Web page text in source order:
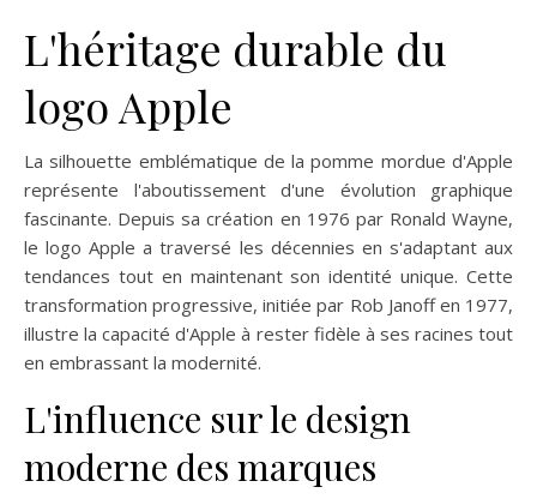
L'héritage durable du
logo Apple
La silhouette emblématique de la pomme mordue d'Apple
représente l'aboutissement d'une évolution graphique
fascinante. Depuis sa création en 1976 par Ronald Wayne,
le logo Apple a traversé les décennies en s'adaptant aux
tendances tout en maintenant son identité unique. Cette
transformation progressive, initiée par Rob Janoff en 1977,
illustre la capacité d'Apple à rester fidèle à ses racines tout
en embrassant la modernité.
L'influence sur le design
moderne des marques